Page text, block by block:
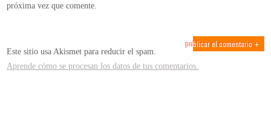
próxima vez que comente.
Este sitio usa Akismet para reducir el spam.
Aprende cómo se procesan los datos de tus comentarios.